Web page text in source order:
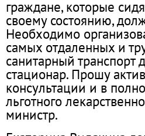
граждане, которые
своему состоянию,
Необходимо
самых отдаленных и
санитарный транспорт
стационар. Прошу
консультации и в
льготного
министр.